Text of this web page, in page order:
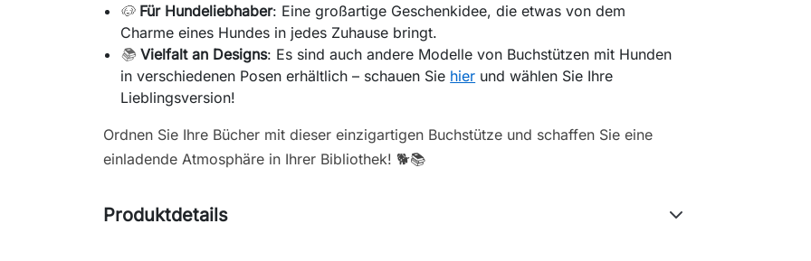
🐶 Für Hundeliebhaber: Eine großartige Geschenkidee, die etwas von dem
Charme eines Hundes in jedes Zuhause bringt.
📚 Vielfalt an Designs: Es sind auch andere Modelle von Buchstützen mit Hunden
in verschiedenen Posen erhältlich – schauen Sie hier und wählen Sie Ihre
Lieblingsversion!
Ordnen Sie Ihre Bücher mit dieser einzigartigen Buchstütze und schaffen Sie eine
einladende Atmosphäre in Ihrer Bibliothek! 🐕📚
Produktdetails